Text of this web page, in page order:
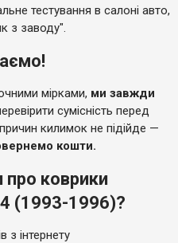
тестування в салоні авто,
з заводу".
мірками, ми завжди
сумісність перед
килимок не підійде —
кошти.
коврики
(1993-1996)?
з інтернету